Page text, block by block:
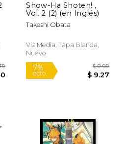
Show-Ha Shoten! ,
Vol. 2 (2) (en Inglés)
Takeshi Obata
Viz Media, Tapa Blanda,
Nuevo